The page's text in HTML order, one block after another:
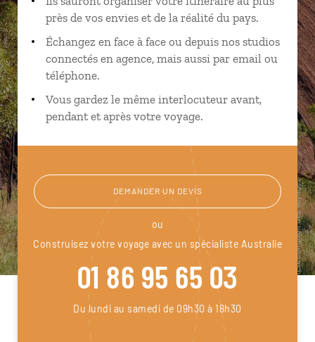
près de vos envies et de la réalité du pays.
Échangez en face à face ou depuis nos studios
connectés en agence, mais aussi par email ou
téléphone.
Vous gardez le même interlocuteur avant,
pendant et après votre voyage.
DEMANDER UN DEVIS
ou
Construisez votre voyage avec un spécialiste Australie
01 86 95 65 03
Du lundi au samedi de 09h30 à 18h30